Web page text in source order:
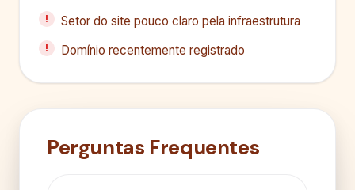
Setor do site pouco claro pela infraestrutura
Domínio recentemente registrado
Perguntas Frequentes